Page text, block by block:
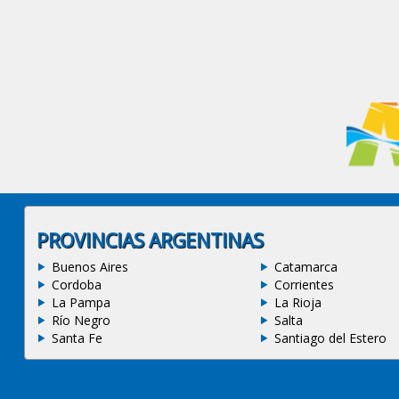
PROVINCIAS ARGENTINAS
Buenos Aires Catamarca
Cordoba
Corrientes
La Pampa
La Rioja
Río Negro
Salta
Santa Fe
Santiago del Estero